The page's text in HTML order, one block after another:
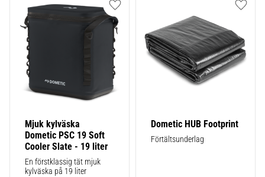
Mjuk kylväska
Dometic PSC 19 Soft
Cooler Slate - 19 liter
En förstklassig tät mjuk
kylväska på 19 liter
Lägg till i favoriter
Dometic HUB Footprint
Förtältsunderlag
Lägg